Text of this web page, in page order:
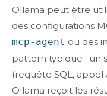
Ollama peut être
des configurations
mcp-agent ou des
pattern typique : un
(requête SQL,
Ollama reçoit les